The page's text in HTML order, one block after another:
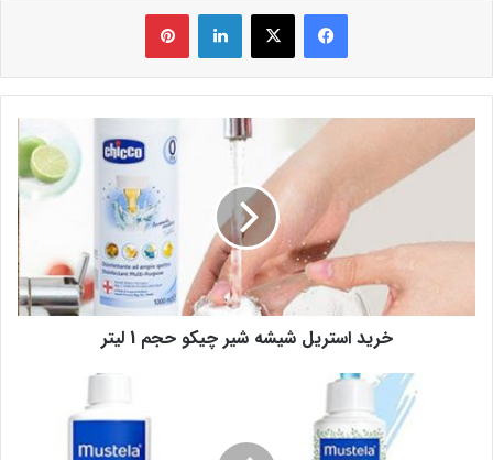
فیس بوک X لینکدین ‫پین‌ترست
خرید استریل شیشه شیر چیکو حجم 1 لیتر